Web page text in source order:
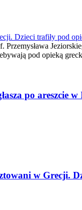
Dzieci trafiły pod
Przemysława
pod opieką
po areszcie w
w Grecji.